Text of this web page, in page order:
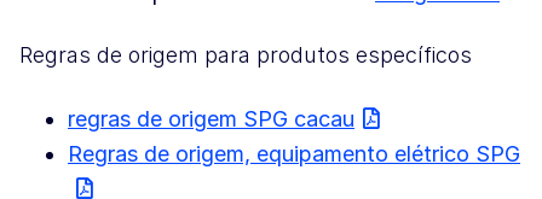
Regras de origem para produtos específicos
regras de origem SPG cacau
Regras de origem, equipamento elétrico SPG